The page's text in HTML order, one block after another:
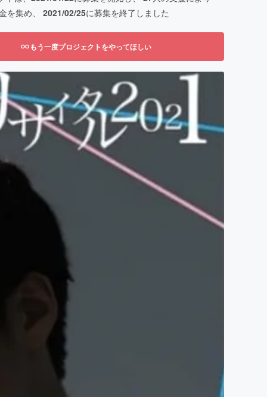
を集め、 2021/02/25に募集を終了しました
もう一度プロジェクトをやってほしい